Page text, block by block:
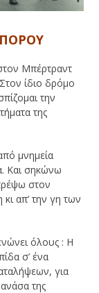
Μπέρτραντ
ίδιο δρόμο
την
της
μνημεία
Και σηκώνω
στον
απ’ την γη των
όλους : Η
σ’ ένα
για
της